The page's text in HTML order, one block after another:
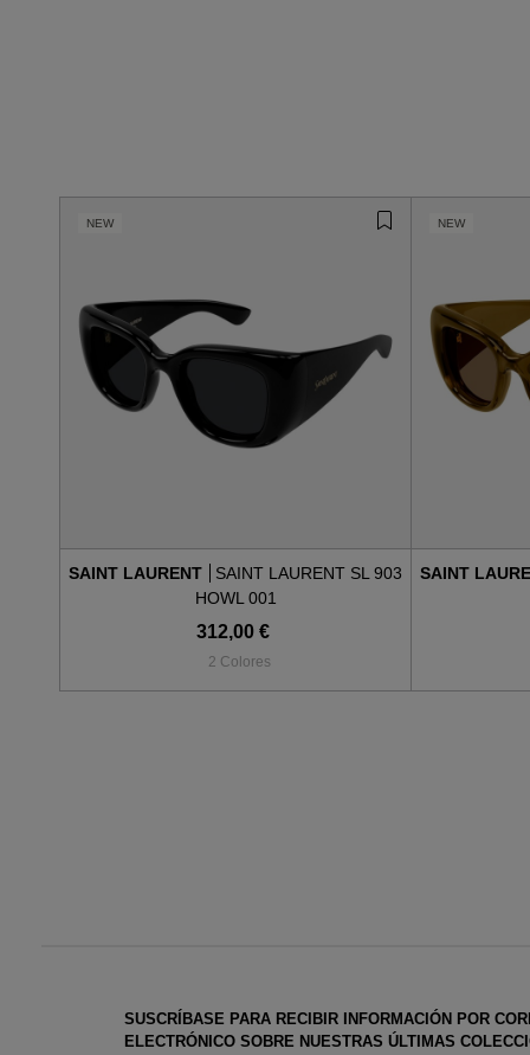
NEW
SAINT LAURENT
SAINT LAURENT SL 903
HOWL 001
312,00 €
2 Colores
NEW
SAINT
SUSCRÍBASE PARA RECIBIR INFORMACIÓN POR
ELECTRÓNICO SOBRE NUESTRAS ÚLTIMAS